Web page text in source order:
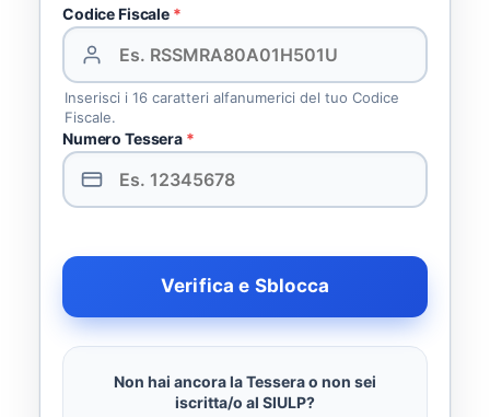
Codice Fiscale *
Inserisci i 16 caratteri alfanumerici del tuo Codice
Fiscale.
Numero Tessera *
Verifica e Sblocca
Non hai ancora la Tessera o non sei
iscritta/o al SIULP?